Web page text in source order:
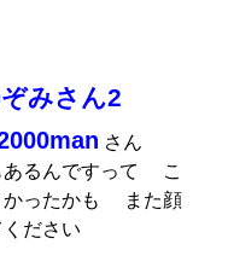
みさん2
さん
あるんですって こ
かったかも また顔
ださい